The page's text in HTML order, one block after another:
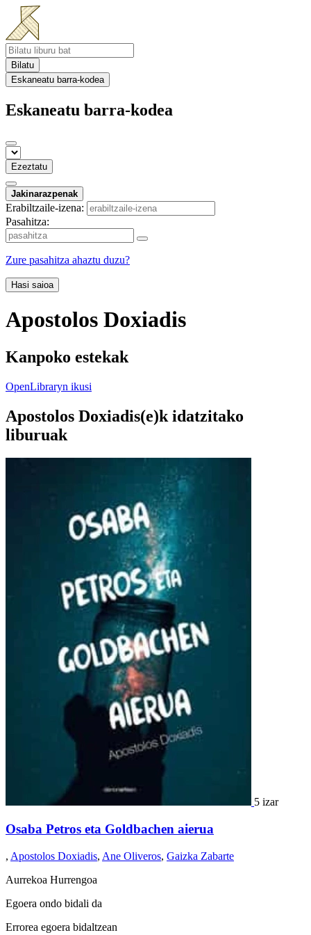
Bilatu
Eskaneatu barra-kodea
Eskaneatu barra-kodea
Ezeztatu
Jakinarazpenak
Erabiltzaile-izena:
Pasahitza:
Zure pasahitza ahaztu duzu?
Hasi saioa
Apostolos Doxiadis
Kanpoko estekak
OpenLibraryn ikusi
Apostolos Doxiadis(e)k idatzitako
liburuak
5 izar
Osaba Petros eta Goldbachen aierua
, Apostolos Doxiadis, Ane Oliveros, Gaizka Zabarte
Aurrekoa Hurrengoa
Egoera ondo bidali da
Errorea egoera bidaltzean